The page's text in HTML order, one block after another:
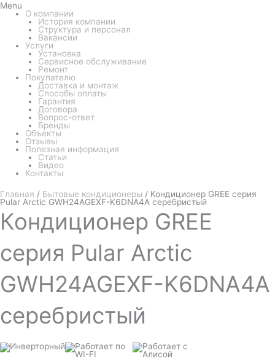
Menu
О компании
История компании
Структура и персонал
Вакансии
Услуги
Установка
Сервисное обслуживание
Ремонт
Покупателю
Доставка и монтаж
Способы оплаты
Гарантия
Договора
Вопрос-ответ
Бренды
Объекты
Отзывы
Полезная информация
Статьи
Видео
Контакты
Главная / Бытовые кондиционеры / Кондиционер GREE серия
Pular Arctic GWH24AGEXF-K6DNA4A серебристый
Кондиционер GREE
серия Pular Arctic
GWH24AGEXF-K6DNA4A
серебристый